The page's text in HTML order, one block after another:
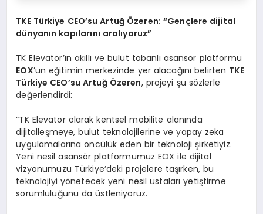
TKE Türkiye CEO’su Artuğ Özeren: “Gençlere dijital
dünyanın kapılarını aralıyoruz”
TK Elevator’ın akıllı ve bulut tabanlı asansör platformu
EOX’un eğitimin merkezinde yer alacağını belirten TKE
Türkiye CEO’su Artuğ Özeren, projeyi şu sözlerle
değerlendirdi:
“TK Elevator olarak kentsel mobilite alanında
dijitalleşmeye, bulut teknolojilerine ve yapay zeka
uygulamalarına öncülük eden bir teknoloji şirketiyiz.
Yeni nesil asansör platformumuz EOX ile dijital
vizyonumuzu Türkiye’deki projelere taşırken, bu
teknolojiyi yönetecek yeni nesil ustaları yetiştirme
sorumluluğunu da üstleniyoruz.